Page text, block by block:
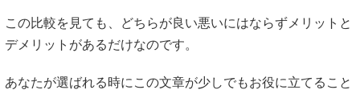
この比較を見ても、どちらが良い悪いにはならずメリットと
デメリットがあるだけなのです。
あなたが選ばれる時にこの文章が少しでもお役に立てること